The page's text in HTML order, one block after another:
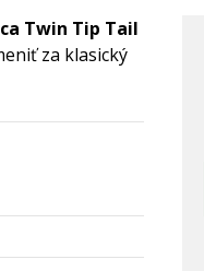
Twin Tip Tail
za klasický